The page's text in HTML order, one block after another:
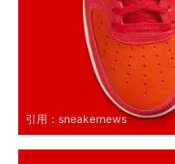
引用： sneakernews